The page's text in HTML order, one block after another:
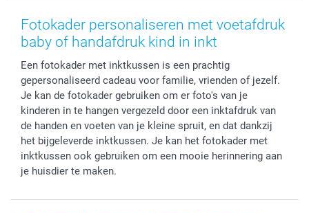
Stickers en Etiketten
Fotokaders, Decoratie en Snoepjes
Geschenken voor hem
Afstuderen
Vaderdag
Verjaardag
Geboorte
Voorwaarden
Herroepingsrecht
Wettelijke garantie
Privacybeleid
Cookiebeleid
Prijslijst
Jobs & Stages
Investor Relations
smartgarantie
smartbonus
Grote bestellingen
Levering
Mijn orderstatus
smartfriends
Fotokader personaliseren met voetafdruk
baby of handafdruk kind in inkt
Een fotokader met inktkussen is een prachtig
gepersonaliseerd cadeau voor familie, vrienden of jezelf.
Je kan de fotokader gebruiken om er foto's van je
kinderen in te hangen vergezeld door een inktafdruk van
de handen en voeten van je kleine spruit, en dat dankzij
het bijgeleverde inktkussen. Je kan het fotokader met
inktkussen ook gebruiken om een mooie herinnering aan
je huisdier te maken.